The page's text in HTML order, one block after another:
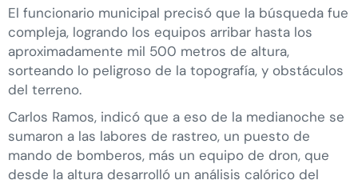
El funcionario municipal precisó que la búsqueda fue
compleja, logrando los equipos arribar hasta los
aproximadamente mil 500 metros de altura,
sorteando lo peligroso de la topografía, y obstáculos
del terreno.
Carlos Ramos, indicó que a eso de la medianoche se
sumaron a las labores de rastreo, un puesto de
mando de bomberos, más un equipo de dron, que
desde la altura desarrolló un análisis calórico del